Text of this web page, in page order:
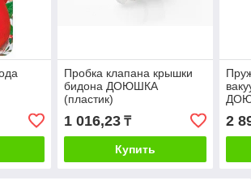
Пробка клапана крышки
бидона ДОЮШКА
(пластик)
1 016,23₸
Купить
2